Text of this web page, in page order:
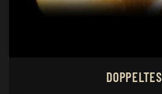
DOPPELTES